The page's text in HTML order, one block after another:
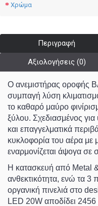
Χρώμα
Περιγραφή
Αξιολογήσεις (0)
Ο ανεμιστήρας οροφής
συμπαγή λύση
το καθαρό μαύρο
ξύλου. Σχεδιασμένος
και επαγγελματικά
κυκλοφορία του αέρα με
εναρμονίζεται άψογα
Η κατασκευή από Metal
ανθεκτικότητα, ενώ τα 3
οργανική πινελιά στο
LED 20W αποδίδει 2456